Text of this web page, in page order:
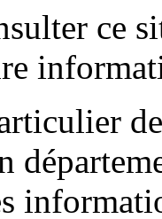
ce